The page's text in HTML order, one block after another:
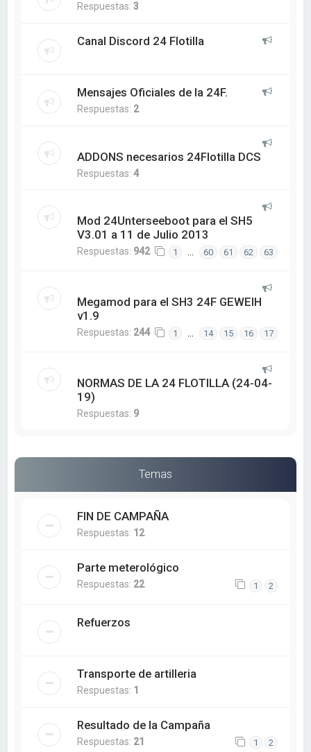
Respuestas:3
Canal Discord 24 Flotilla
Mensajes Oficiales de la 24F.
Respuestas: 2
ADDONS necesarios 24Flotilla DCS
Respuestas:4
Mod 24Unterseeboot para el SH5
V3.01 a 11 de Julio 2013
Respuestas: 942 1 … 60 61 62 63
Megamod para el SH3 24F GEWEIH
v1.9
Respuestas: 244 1 … 14 15 16 17
NORMAS DE LA 24 FLOTILLA (24-04-
19)
Respuestas: 9
Temas
FIN DE CAMPAÑA
Respuestas: 12
Parte meterológico
Respuestas: 22 1 2
Refuerzos
Transporte de artilleria
Respuestas: 1
Resultado de la Campaña
Respuestas: 21 1 2